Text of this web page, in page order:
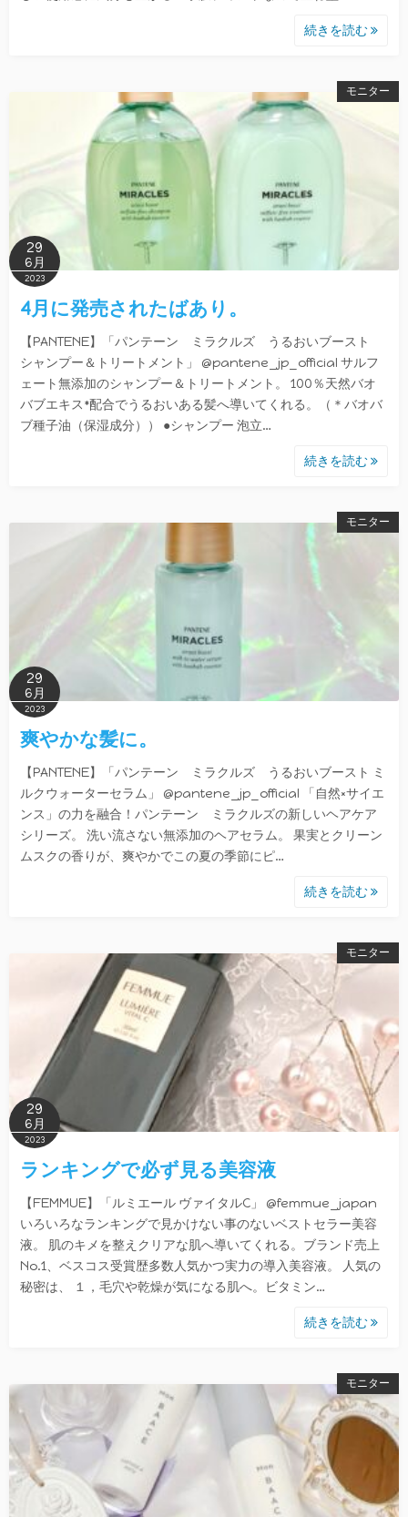
続きを読む
モニター
29
6月
2023
4月に発売されたばあり。
【PANTENE】「パンテーン ミラクルズ うるおいブースト
シャンプー＆トリートメント」 @pantene_jp_official サルフ
ェート無添加のシャンプー＆トリートメント。 100％天然バオ
バブエキス*配合でうるおいある髪へ導いてくれる。（＊バオバ
ブ種子油（保湿成分）） ●シャンプー 泡立…
続きを読む
モニター
29
6月
2023
爽やかな髪に。
【PANTENE】「パンテーン ミラクルズ うるおいブースト ミ
ルクウォーターセラム」 @pantene_jp_official 「自然×サイエ
ンス」の力を融合！パンテーン ミラクルズの新しいヘアケア
シリーズ。 洗い流さない無添加のヘアセラム。 果実とクリーン
ムスクの香りが、爽やかでこの夏の季節にピ…
続きを読む
モニター
29
6月
2023
ランキングで必ず見る美容液
【FEMMUE】「ルミエール ヴァイタルC」 @femmue_japan
いろいろなランキングで見かけない事のないベストセラー美容
液。 肌のキメを整えクリアな肌へ導いてくれる。ブランド売上
No.1、ベスコス受賞歴多数人気かつ実力の導入美容液。 人気の
秘密は、 １，毛穴や乾燥が気になる肌へ。ビタミン…
続きを読む
モニター